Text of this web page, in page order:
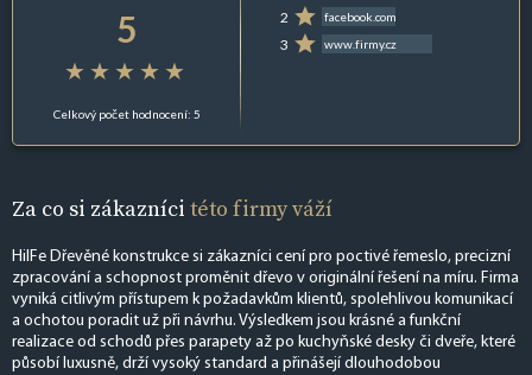
5
Celkový počet hodnocení: 5
2 facebook.com
3 www.firmy.cz
Za co si zákazníci této firmy váží
HilFe Dřevěné konstrukce si zákazníci cení pro poctivé řemeslo, precizní
zpracování a schopnost proměnit dřevo v originální řešení na míru. Firma
vyniká citlivým přístupem k požadavkům klientů, spolehlivou komunikací
a ochotou poradit už při návrhu. Výsledkem jsou krásné a funkční
realizace od schodů přes parapety až po kuchyňské desky či dveře, které
působí luxusně, drží vysoký standard a přinášejí dlouhodobou